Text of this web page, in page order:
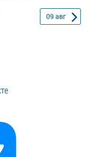
09 авг